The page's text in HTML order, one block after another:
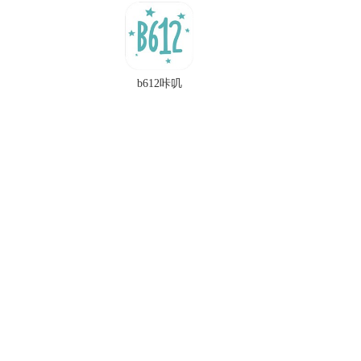
b612咔叽